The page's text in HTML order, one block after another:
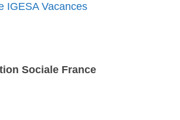
IGESA Vacances
Sociale France